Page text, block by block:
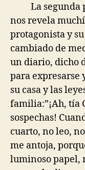
La segunda
nos revela
protagonista y
cambiado de
un diario, dicho
para expresarse
su casa y las
familia:”¡Ah, tía
sospechas!
cuarto, no leo,
me antoja,
luminoso papel,